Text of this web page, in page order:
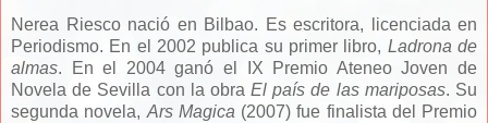
Nerea Riesco nació en Bilbao. Es escritora, licenciada en
Periodismo. En el 2002 publica su primer libro, Ladrona de
almas. En el 2004 ganó el IX Premio Ateneo Joven de
Novela de Sevilla con la obraEl país de las mariposas. Su
segunda novela, Ars Magica (2007) fue finalista del Premio